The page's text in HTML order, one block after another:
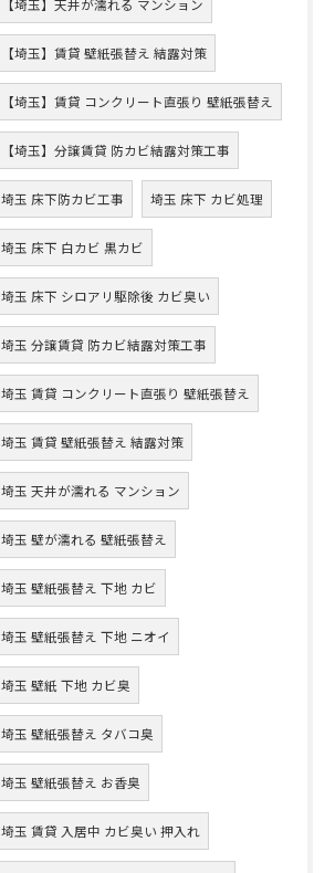
【埼玉】天井が濡れる マンション
【埼玉】賃貸 壁紙張替え 結露対策
【埼玉】賃貸 コンクリート直張り 壁紙張替え
【埼玉】分譲賃貸 防カビ結露対策工事
埼玉 床下防カビ工事 埼玉 床下 カビ処理
埼玉 床下 白カビ 黒カビ
埼玉 床下 シロアリ駆除後 カビ臭い
埼玉 分譲賃貸 防カビ結露対策工事
埼玉 賃貸 コンクリート直張り 壁紙張替え
埼玉 賃貸 壁紙張替え 結露対策
埼玉 天井が濡れる マンション
埼玉 壁が濡れる 壁紙張替え
埼玉 壁紙張替え 下地 カビ
埼玉 壁紙張替え 下地 ニオイ
埼玉 壁紙 下地 カビ臭
埼玉 壁紙張替え タバコ臭
埼玉 壁紙張替え お香臭
埼玉 賃貸 入居中 カビ臭い 押入れ